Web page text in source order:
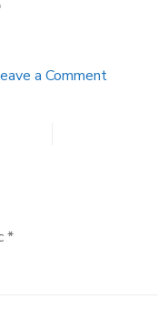
a Comment
*